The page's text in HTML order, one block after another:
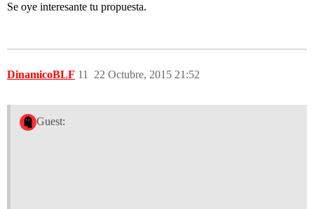
Se oye interesante tu propuesta.
DinamicoBLF 22 Octubre, 2015 21:52
11
Guest: